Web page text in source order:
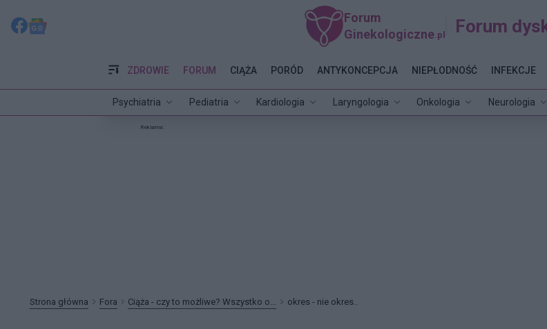
Forum
Ginekologiczne .pl Forum
ZDROWIE
Psychiatria Pediatria Kardiologia Laryngologia Onkologia Neurologia
FORUM CIĄŻA PORÓD ANTYKONCEPCJA NIEPŁODNOŚĆ INFEKCJE
Reklama:
Strona główna Fora Ciąża - czy to możliwe? Wszystko o... okres - nie okres..